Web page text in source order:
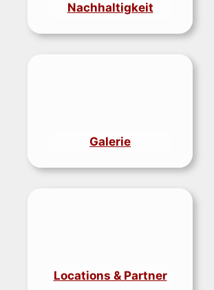
Nachhaltigkeit
Galerie
Locations & Partner